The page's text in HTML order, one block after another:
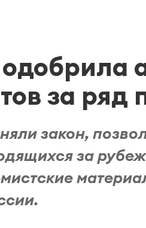
за
закон,
за